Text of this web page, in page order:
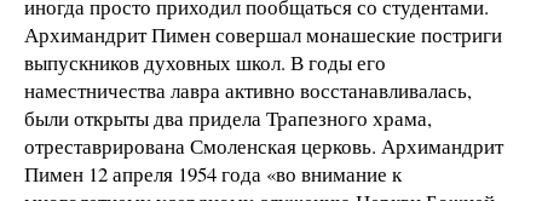
иногда просто приходил пообщаться со студентами.
Архимандрит Пимен совершал монашеские постриги
выпускников духовных школ. В годы его
наместничества лавра активно восстанавливалась,
были открыты два придела Трапезного храма,
отреставрирована Смоленская церковь. Архимандрит
Пимен 12 апреля 1954 года «во внимание к